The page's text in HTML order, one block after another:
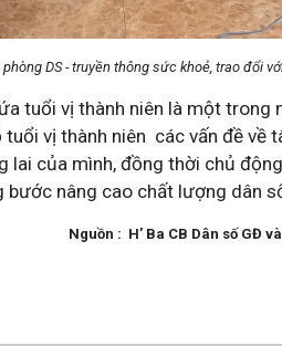
DS - truyền thông sức khoẻ, trao đổi
tuổi vị thành niên là một trong
vị thành niên các vấn đề về
của mình, đồng thời chủ
nâng cao chất lượng dân
CB Dân số GĐ và